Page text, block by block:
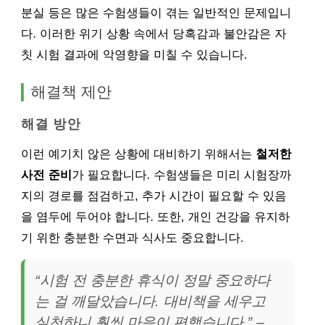
분실 등은 많은 수험생들이 겪는 일반적인 문제입니
다. 이러한 위기 상황 속에서 당혹감과 불안감은 자
칫 시험 결과에 악영향을 미칠 수 있습니다.
해결책 제안
해결 방안
이런 예기치 않은 상황에 대비하기 위해서는 철저한
사전 준비 가 필요합니다. 수험생들은 미리 시험장까
지의 경로를 점검하고, 추가 시간이 필요할 수 있음
을 염두에 두어야 합니다. 또한, 개인 건강을 유지하
기 위한 충분한 수면과 식사도 중요합니다.
“시험 전 충분한 휴식이 정말 중요하다
는 걸 깨달았습니다. 대비책을 세우고